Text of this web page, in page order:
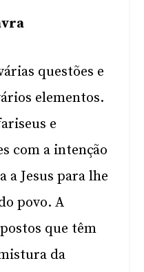
questões e
elementos.
e
com a intenção
a Jesus para lhe
povo. A
que têm
da